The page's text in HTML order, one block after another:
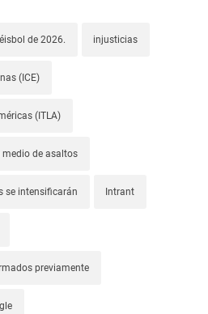
de 2026. injusticias
(ICE)
(ITLA)
medio de asaltos
se intensificarán Intrant
previamente